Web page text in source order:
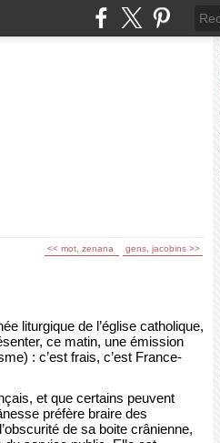
<< mot, zenana gens, jacobins >>
liturgique de l’église catholique,
ce matin, une émission
: c’est frais, c’est France-
et que certains peuvent
préfère braire des
de sa boite crânienne,